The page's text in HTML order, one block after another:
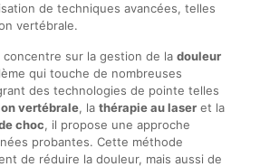
de techniques avancées, telles
vertébrale.
concentre sur la gestion de la douleur
qui touche de nombreuses
des technologies de pointe telles
vertébrale, la thérapie au laseret la
choc, il propose une approche
probantes. Cette méthode
de réduire la douleur, mais aussi de